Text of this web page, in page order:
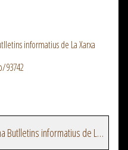
informatius de La Xarxa
93742
Veure més episodis del programa Butlletins informatius de La Xarxa